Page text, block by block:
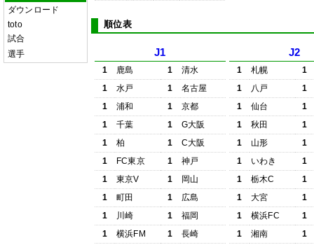
ダウンロード
toto
試合
選手
順位表
J1
1 鹿島 1
清水
1
水戸 1
名古屋
1
浦和 1
京都
1
千葉 1
G大阪
1
柏 1
C大阪
1
FC東京 1
神戸
1
東京V 1
岡山
1
町田 1
広島
1
川崎 1
福岡
1
横浜FM 1 長崎
J2
1 札幌
1
1
八戸
1
1
仙台
1
1
秋田
1
1
山形
1
1
いわき
1
1
栃木C
1
1
大宮
1
1
横浜FC
1
1
湘南 1